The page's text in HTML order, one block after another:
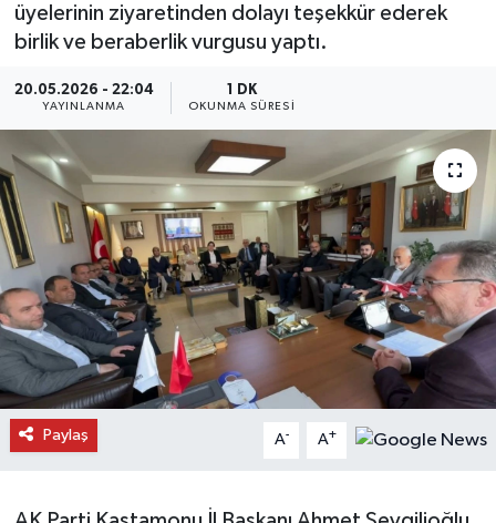
üyelerinin ziyaretinden dolayı teşekkür ederek
birlik ve beraberlik vurgusu yaptı.
20.05.2026 - 22:04
YAYINLANMA
1 DK
OKUNMA SÜRESI
Paylaş A- A+
Bozkurt Haberleri
Cide Haberleri
Daday Haberleri
Devrekani Haberleri
Doğanyurt Haberleri
Hanönü Haberleri
İhsangazi Haberleri